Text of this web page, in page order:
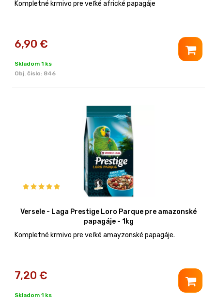
Kompletné krmivo pre veľké africké papagáje
6,90 €
Skladom 1 ks
Obj. čislo: 846
Versele - Laga Prestige Loro Parque pre amazonské
papagáje - 1kg
Kompletné krmivo pre veľké amayzonské papagáje.
7,20 €
Skladom 1 ks